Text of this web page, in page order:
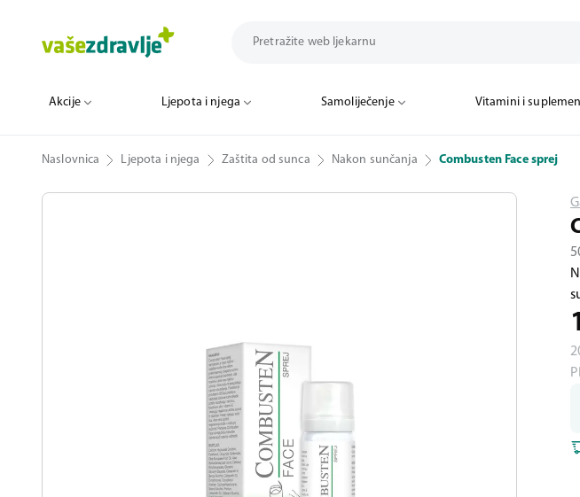
Akcije Ljepota i njega Samoliječenje Vitamini i
Naslovnica Ljepota i njega Zaštita od sunca Nakon sunčanja Combusten Face sprej